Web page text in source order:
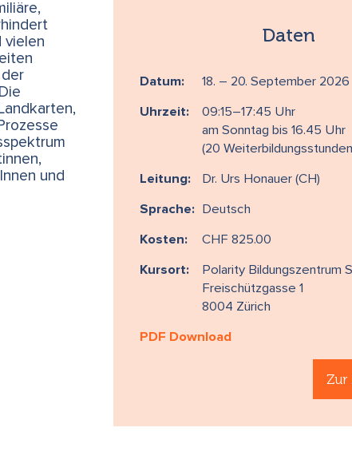
Daten
Datum: 18. – 20. September 2026
Uhrzeit:
09:15–17:45 Uhr
am Sonntag bis 16.45 Uhr
(20
Leitung: Dr. Urs Honauer (CH)
Sprache: Deutsch
Kosten: CHF 825.00
Kursort:
Polarity Bildungszentrum
Freischützgasse 1
8004 Zürich
PDF Download
Zur
vielen
und